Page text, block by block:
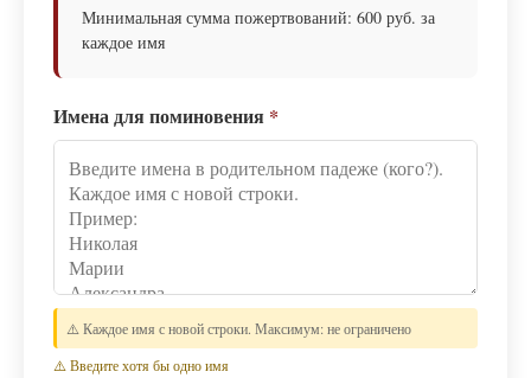
Минимальная сумма пожертвований: 600 руб. за
каждое имя
Имена для поминовения *
⚠️ Каждое имя с новой строки. Максимум: не ограничено
⚠️ Введите хотя бы одно имя